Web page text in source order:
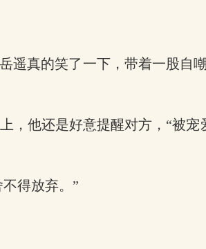
遥真的笑了一下，带着一股自
，他还是好意提醒对方，“被
得放弃。”